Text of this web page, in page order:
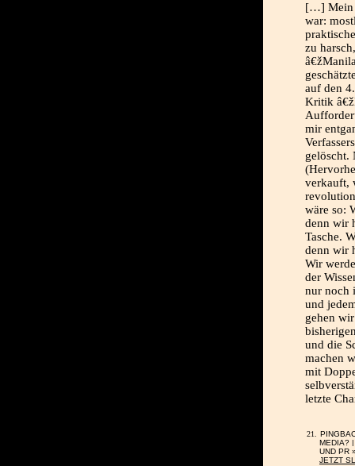
[…] Mein
war:
zu
auf den
Kritik
mir
gelöscht.
verkauft,
wäre so:
denn wir
Tasche.
denn wir
Wir
der
nur noch
und
gehen
und die
machen
mit
letzte
MEDIA?
UND PR
JETZT